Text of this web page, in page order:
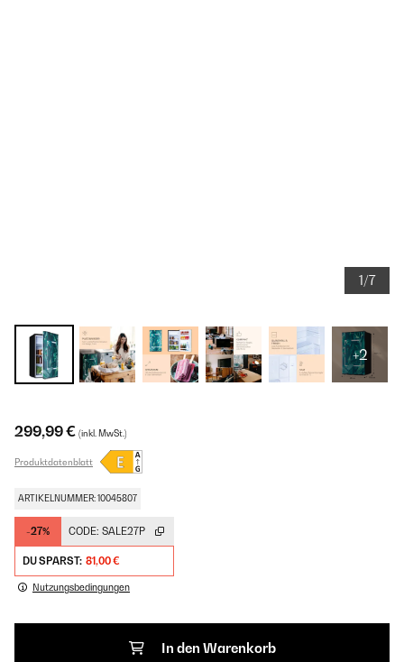
1/7
+2
299,99 € (inkl. MwSt.)
Produktdatenblatt
ARTIKELNUMMER: 10045807
-27% CODE: SALE27P
DU SPARST: 81,00 €
Nutzungsbedingungen
In den Warenkorb